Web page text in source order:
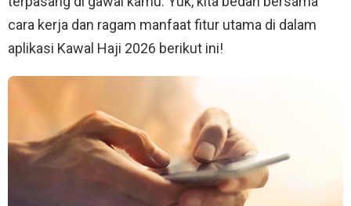
cara kerja dan ragam manfaat fitur utama di dalam
aplikasi Kawal Haji 2026 berikut ini!